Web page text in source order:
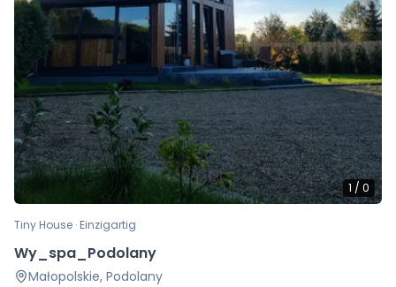
1 / 0
Tiny House · Einzigartig
Wy_spa_Podolany
Małopolskie, Podolany